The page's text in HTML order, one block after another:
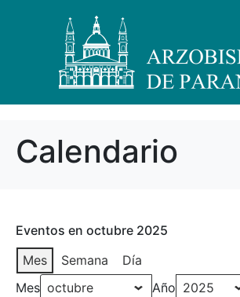
Calendario
Eventos en octubre 2025
Mes
Semana
Día
Mes
Año